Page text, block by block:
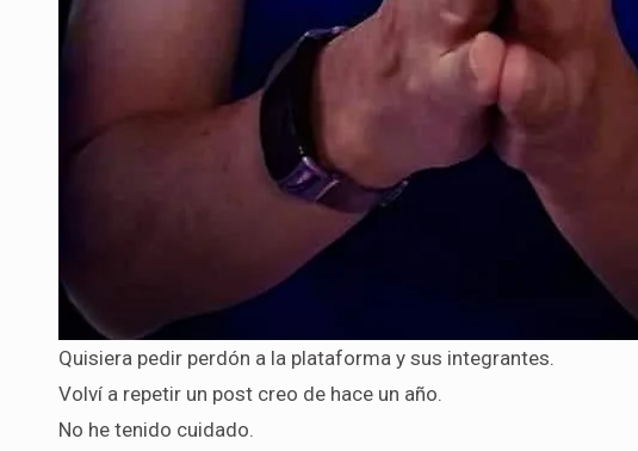
Quisiera pedir perdón a la plataforma y sus integrantes.
Volví a repetir un post creo de hace un año.
No he tenido cuidado.